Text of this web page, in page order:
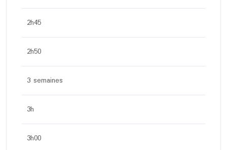
2h45
2h50
3 semaines
3h
3h00